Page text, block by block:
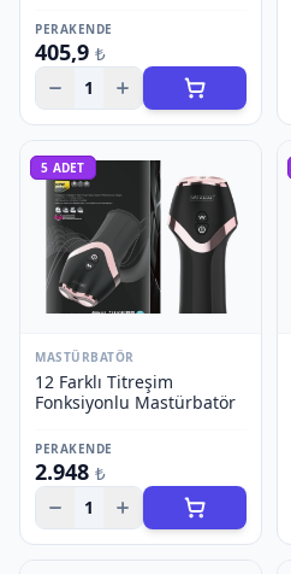
PERAKENDE
405,9 ₺
1
5 ADET
MASTÜRBATÖR
12 Farklı Titreşim
Fonksiyonlu Mastürbatör
PERAKENDE
2.948 ₺
1